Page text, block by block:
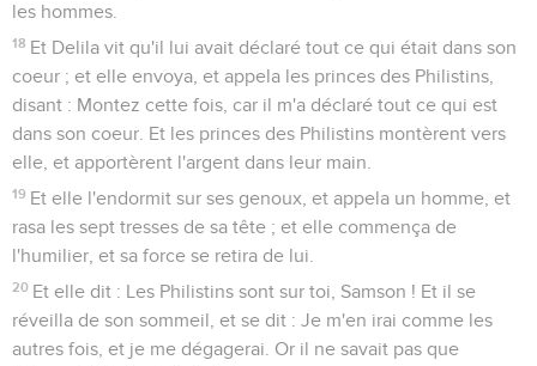
les hommes.
18 Et Delila vit qu'il lui avait déclaré tout ce qui était dans son
coeur ; et elle envoya, et appela les princes des Philistins,
disant : Montez cette fois, car il m'a déclaré tout ce qui est
dans son coeur. Et les princes des Philistins montèrent vers
elle, et apportèrent l'argent dans leur main.
19 Et elle l'endormit sur ses genoux, et appela un homme, et
rasa les sept tresses de sa tête ; et elle commença de
l'humilier, et sa force se retira de lui.
20 Et elle dit : Les Philistins sont sur toi, Samson ! Et il se
réveilla de son sommeil, et se dit : Je m'en irai comme les
autres fois, et je me dégagerai. Or il ne savait pas que